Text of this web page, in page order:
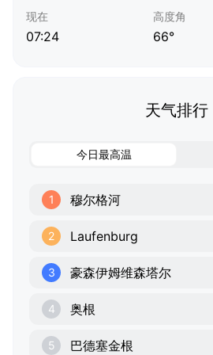
现在
07:24
高度角
66°
天气排行
今日最高温
1 穆尔格河
2 Laufenburg
3 豪森伊姆维森塔尔
4 奥根
5 巴德塞金根